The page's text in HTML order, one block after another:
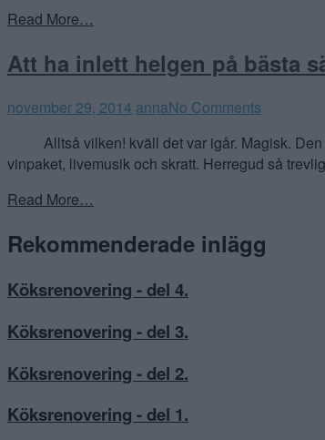
Read More…
Att ha inlett helgen på bästa
november 29, 2014 annaNo Comments
Alltså vilken! kväll det var igår. Magisk. Den
vinpaket, livemusik och skratt. Herregud så
Read More…
Rekommenderade inlägg
Köksrenovering - del 4.
Köksrenovering - del 3.
Köksrenovering - del 2.
Köksrenovering - del 1.